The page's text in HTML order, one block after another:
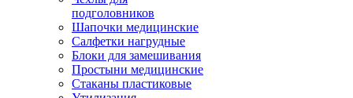
подголовников
Шапочки медицинские
Салфетки нагрудные
Блоки для замешивания
Простыни медицинские
Стаканы пластиковые